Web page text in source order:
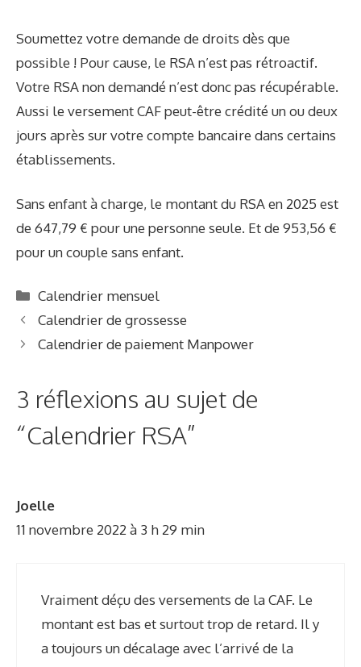
Soumettez votre demande de droits dès que
possible ! Pour cause, le RSA n’est pas rétroactif.
Votre RSA non demandé n’est donc pas récupérable.
Aussi le versement CAFpeut-être crédité un ou deux
jours après sur votre compte bancaire dans certains
établissements.
Sans enfant à charge, le montant du RSA en 2025 est
de 647,79 € pour une personne seule. Et de 953,56 €
pour un couple sans enfant.
C
a
é
o
i
Calendrier mensuel
Calendrier de grossesse
Calendrier de paiement Manpower
3 réflexions au sujet de
“Calendrier RSA”
Joelle
11 novembre 2022 à 3 h 29 min
Vraiment déçu des versements de la CAF. Le
montant est bas et surtout trop de retard. Il y
a toujours un décalage avec l’arrivé de la